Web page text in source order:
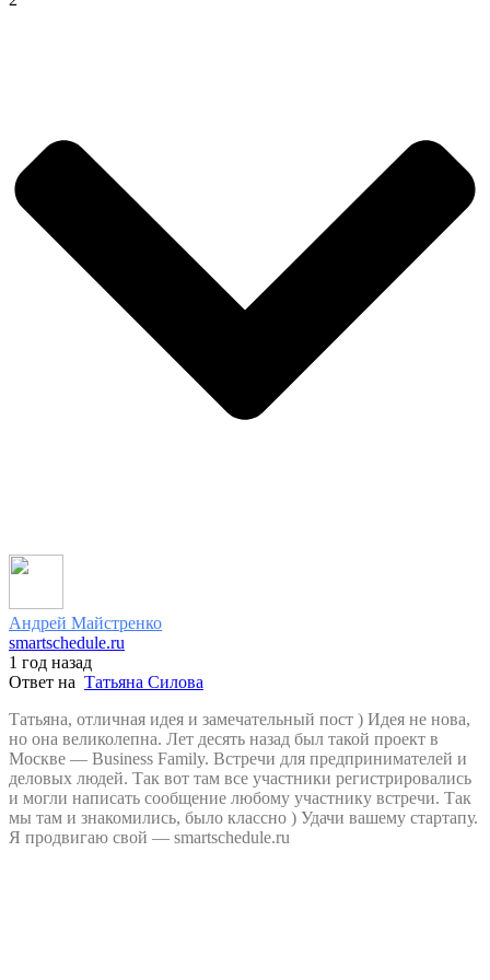
Андрей Майстренко
smartschedule.ru
1 год назад
Ответ на Татьяна Силова
Татьяна, отличная идея и замечательный пост ) Идея не нова,
но она великолепна. Лет десять назад был такой проект в
Москве — Business Family. Встречи для предпринимателей и
деловых людей. Так вот там все участники регистрировались
и могли написать сообщение любому участнику встречи. Так
мы там и знакомились, было классно ) Удачи вашему стартапу.
Я продвигаю свой — smartschedule.ru